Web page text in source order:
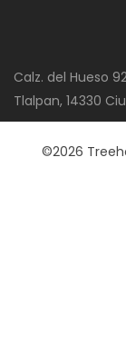
Calz. del Hueso
Tlalpan, 14330
©2026